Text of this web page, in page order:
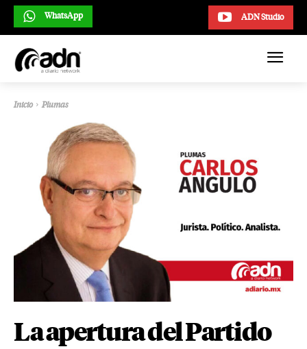
ADN Studio
WhatsApp
Inicio Plumas
La apertura del Partido